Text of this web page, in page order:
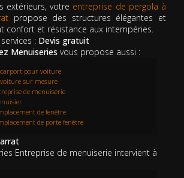
extérieurs, votre entreprise de pergola à
propose des structures élégantes et
confort et résistance aux intempéries.
: Devis gratuit
Menuiseries vous propose aussi :
pour voiture
sur mesure
de menuiserie
de fenêtre
de porte fenêtre
Entreprise de menuiserie intervient à